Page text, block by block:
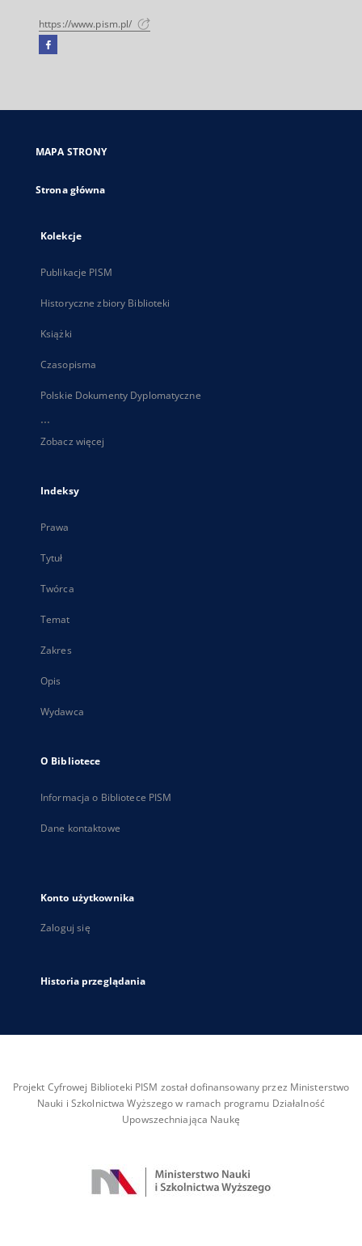
https://www.pism.pl/
Facebook
się
karcie
MAPA STRONY
Strona główna
Kolekcje
Publikacje PISM
Historyczne zbiory Biblioteki
Książki
Czasopisma
Polskie Dokumenty Dyplomatyczne
...
Zobacz więcej
Indeksy
Prawa
Tytuł
Twórca
Temat
Zakres
Opis
Wydawca
O Bibliotece
Informacja o Bibliotece PISM
Dane kontaktowe
Konto użytkownika
Zaloguj się
Historia przeglądania
Projekt Cyfrowej Biblioteki PISM został dofinansowany przez Ministerstwo
Nauki i Szkolnictwa Wyższego w ramach programu Działalność
Upowszechniająca Naukę